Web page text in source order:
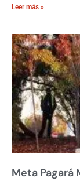
Leer más »
Meta Pagará